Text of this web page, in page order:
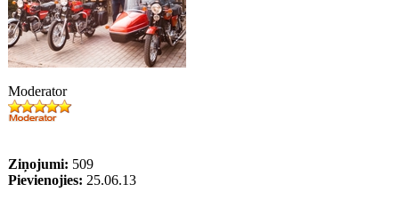
Moderator
Ziņojumi: 509
Pievienojies: 25.06.13